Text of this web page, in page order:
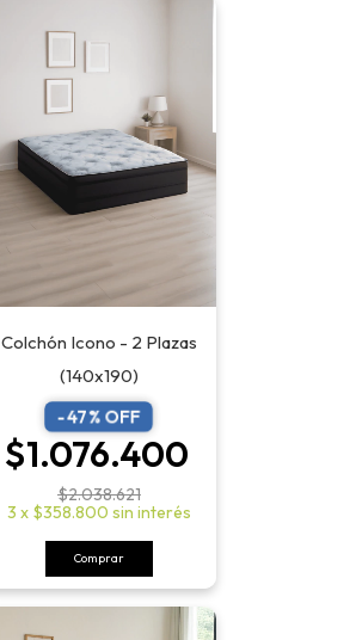
Colchón Icono - 2 Plazas
(140x190)
-47% OFF
$1.076.400
$2.038.621
3 x $358.800 sin interés
Comprar